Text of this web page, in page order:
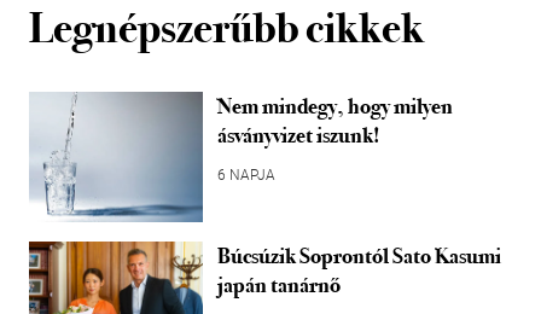
Legnépszerűbb cikkek
Nem mindegy, hogy milyen
ásványvizet iszunk!
6 NAPJA
Búcsúzik Soprontól Sato Kasumi
japán tanárnő